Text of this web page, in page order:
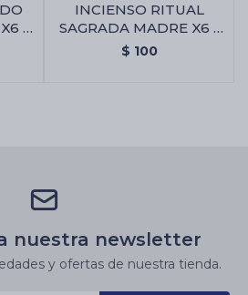
-
INCIENSO RITUAL
SAGRADA MADRE X6 -
Abundancia
$ 100
nuestra newsletter
y ofertas de nuestra tienda.